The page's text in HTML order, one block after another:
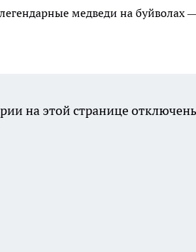
медведи на
на этой странице